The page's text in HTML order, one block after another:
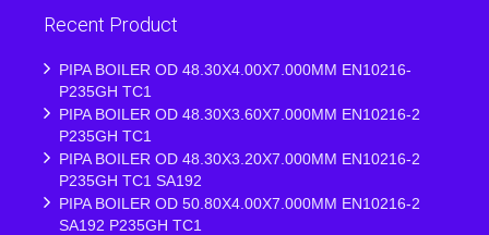
Recent Product
PIPA BOILER OD 48.30X4.00X7.000MM EN10216-
P235GH TC1
PIPA BOILER OD 48.30X3.60X7.000MM EN10216-2
P235GH TC1
PIPA BOILER OD 48.30X3.20X7.000MM EN10216-2
P235GH TC1 SA192
PIPA BOILER OD 50.80X4.00X7.000MM EN10216-2
SA192 P235GH TC1